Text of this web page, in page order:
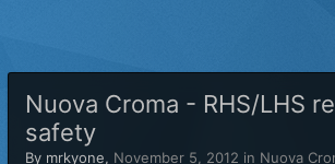
Nuova Croma - RHS/LHS
safety
By mrkyone, November 5, 2012 in Nuova